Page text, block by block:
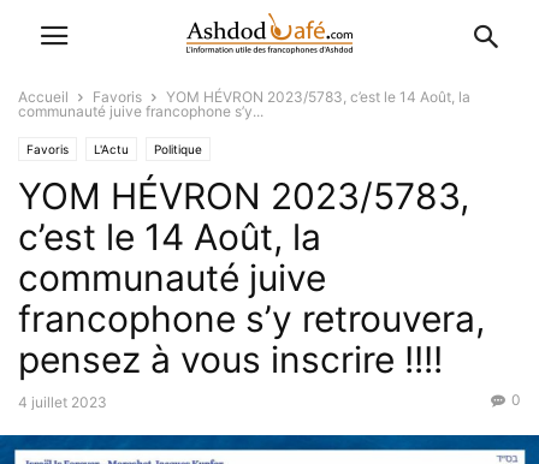
Accueil Favoris
YOM HÉVRON 2023/5783, c’est le 14 Août, la
communauté juive francophone s’y...
Favoris L'Actu Politique
YOM HÉVRON 2023/5783,
c’est le 14 Août, la
communauté juive
francophone s’y retrouvera,
pensez à vous inscrire !!!!
4 juillet 2023 0